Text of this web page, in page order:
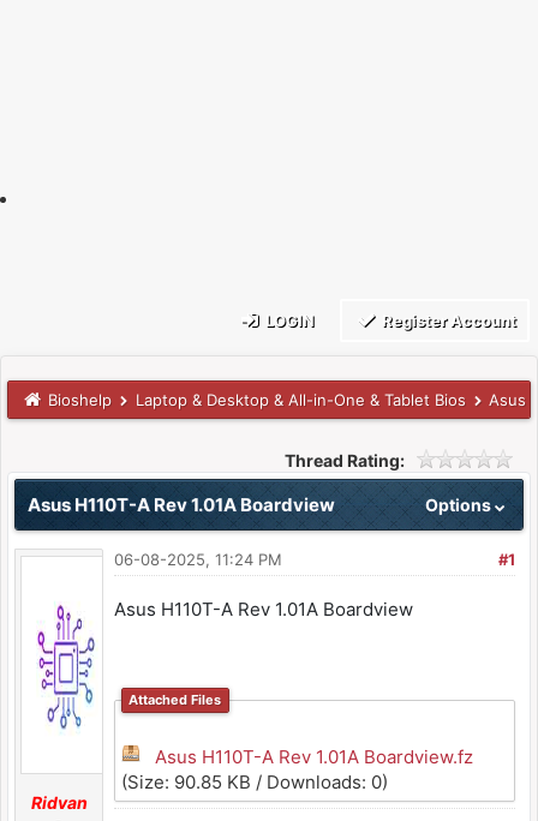
LOGIN Register Account
Bioshelp Laptop & Desktop & All-in-One & Tablet Bios Asus
Thread Rating:
Options
Asus H110T-A Rev 1.01A Boardview
Ridvan
#1
06-08-2025, 11:24 PM
Asus H110T-A Rev 1.01A Boardview
Attached Files
Asus H110T-A Rev 1.01A Boardview.fz
(Size: 90.85 KB / Downloads: 0)